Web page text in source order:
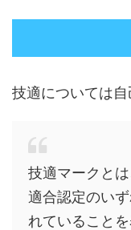
技適については自
技適マークと
適合認定のい
れていること